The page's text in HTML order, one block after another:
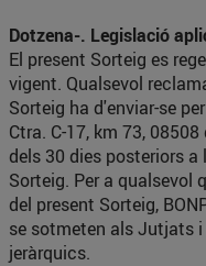
Dotzena-. Legislació
El present Sorteig es
vigent. Qualsevol
Sorteig ha d'enviar-se
Ctra. C-17, km 73,
dels 30 dies posteriors
Sorteig. Per a qualsevol
del present Sorteig,
se sotmeten als Jutjats i
jeràrquics.